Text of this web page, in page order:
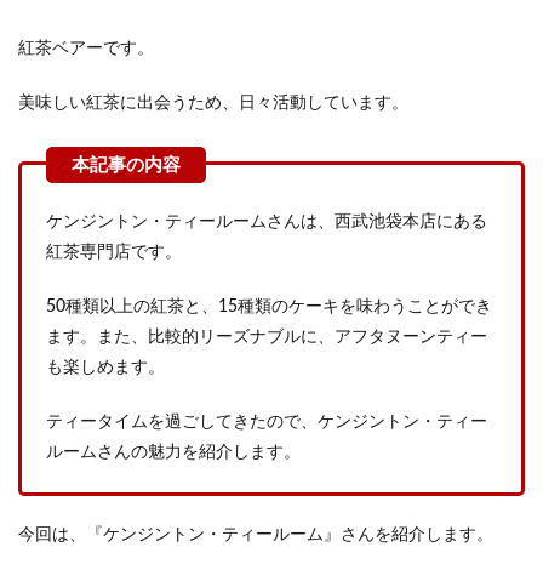
紅茶ベアーです。
美味しい紅茶に出会うため、日々活動しています。
ケンジントン・ティールームさんは、西武池袋本店にある
紅茶専門店です。
50種類以上の紅茶と、15種類のケーキを味わうことができ
ます。また、比較的リーズナブルに、アフタヌーンティー
も楽しめます。
ティータイムを過ごしてきたので、ケンジントン・ティー
ルームさんの魅力を紹介します。
今回は、『ケンジントン・ティールーム』さんを紹介します。